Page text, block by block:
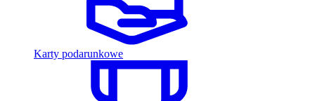
Karty podarunkowe